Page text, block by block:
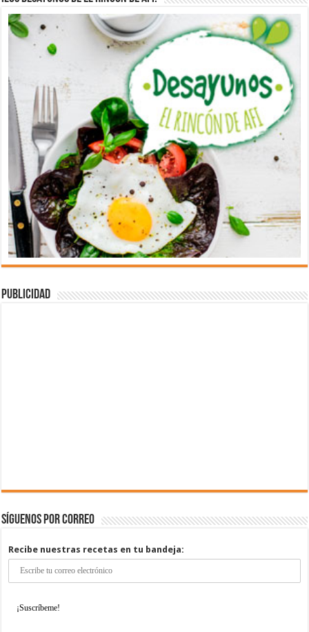
Publicidad
Síguenos por correo
Recibe nuestras recetas en tu bandeja: